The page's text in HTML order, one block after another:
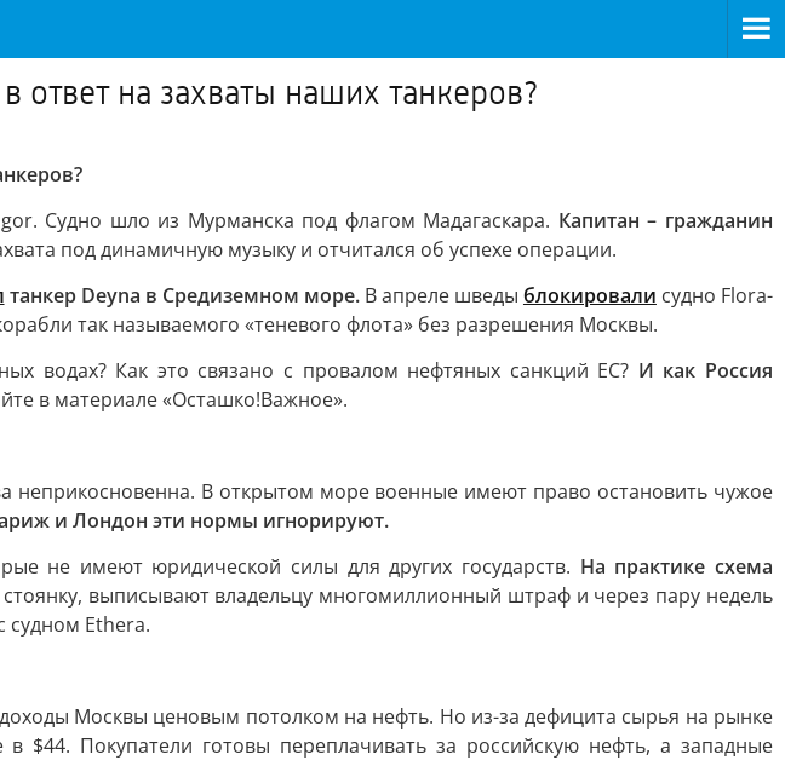
на захваты наших танкеров?
Судно шло из Мурманска под флагом Мадагаскара. Капитан – гражданин
под динамичную музыку и отчитался об успехе операции.
танкер Deyna в Средиземном море. В апреле шведы блокировали судно Flora-
так называемого «теневого флота» без разрешения Москвы.
водах? Как это связано с провалом нефтяных санкций ЕС? И как Россия
в материале «Осташко!Важное».
В открытом море военные имеют право остановить чужое
и Лондон эти нормы игнорируют.
не имеют юридической силы для других государств. На практике схема
выписывают владельцу многомиллионный штраф и через пару недель
судном Ethera.
Москвы ценовым потолком на нефть. Но из-за дефицита сырья на рынке
$44. Покупатели готовы переплачивать за российскую нефть, а западные